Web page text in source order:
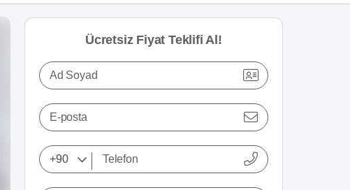
Ücretsiz Fiyat Teklifi Al!
Ad Soyad
E-posta